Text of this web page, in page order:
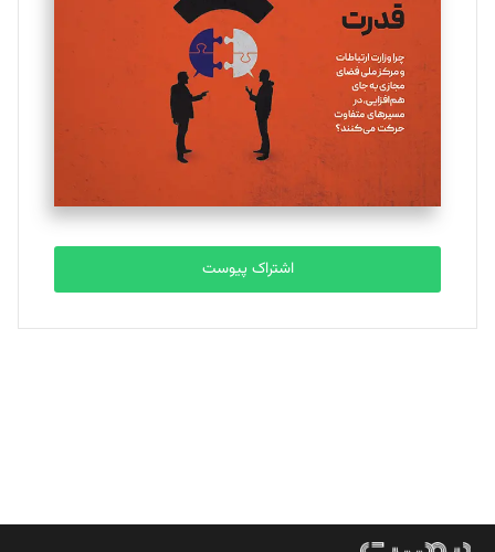
تحریریه
ملینا جعفری
تحریریه
مصطفی مسجدی آرانی
تحریریه
بابک نقاش
تحریریه
اشتراک پیوست